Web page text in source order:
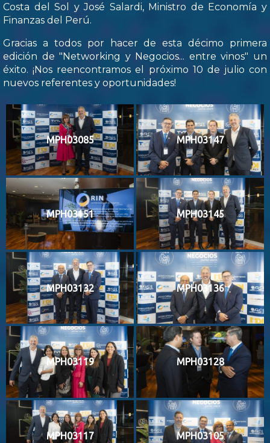
Costa del Sol y José Salardi, Ministro de Economía y
Finanzas del Perú.
Gracias a todos por hacer de esta décimo primera
edición de "Networking y Negocios... entre vinos" un
éxito. ¡Nos reencontramos el próximo 10 de julio con
nuevos referentes y oportunidades!
MPH03085 MPH03147
MPH03151 MPH03145
MPH03132 MPH03136
MPH03119 MPH03128
MPH03117 MPH03105